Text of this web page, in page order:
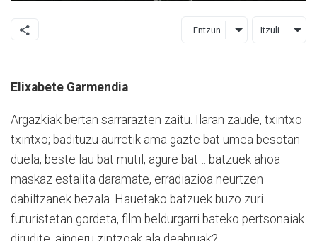
Entzun Itzuli
Elixabete Garmendia
Argazkiak bertan sarrarazten zaitu. Ilaran zaude, txintxo
txintxo; badituzu aurretik ama gazte bat umea besotan
duela, beste lau bat mutil, agure bat… batzuek ahoa
maskaz estalita daramate, erradiazioa neurtzen
dabiltzanek bezala. Hauetako batzuek buzo zuri
futuristetan gordeta, film beldurgarri bateko pertsonaiak